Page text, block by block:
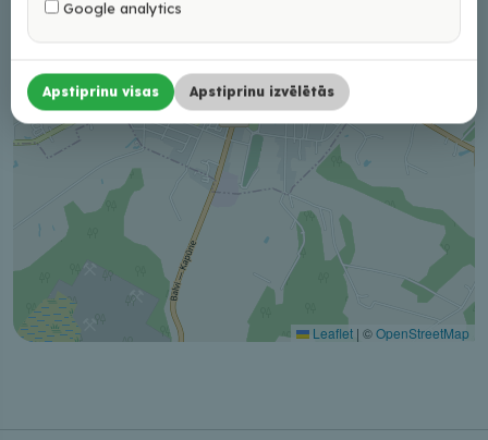
Leaflet | ©OpenStreetMap
Google analytics
Apstiprinu visas Apstiprinu izvēlētās